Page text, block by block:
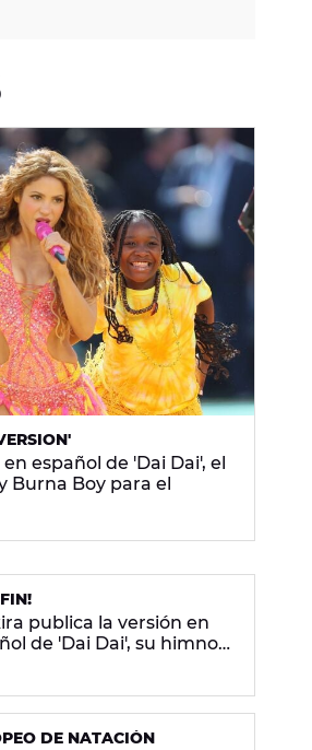
español de 'Dai Dai', el
Burna Boy para el
publica la versión en
de 'Dai Dai', su himno
DE NATACIÓN